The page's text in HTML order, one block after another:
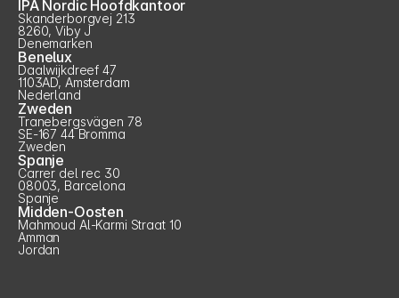
IPA Nordic Hoofdkantoor
Skanderborgvej 213
8260, Viby J
Denemarken
Benelux
Daalwijkdreef 47
1103AD, Amsterdam
Nederland
Zweden
Tranebergsvägen 78
SE-167 44 Bromma
Zweden
Spanje
Carrer del rec 30
08003, Barcelona
Spanje
Midden-Oosten
Mahmoud Al-Karmi Straat 10
Amman
Jordan